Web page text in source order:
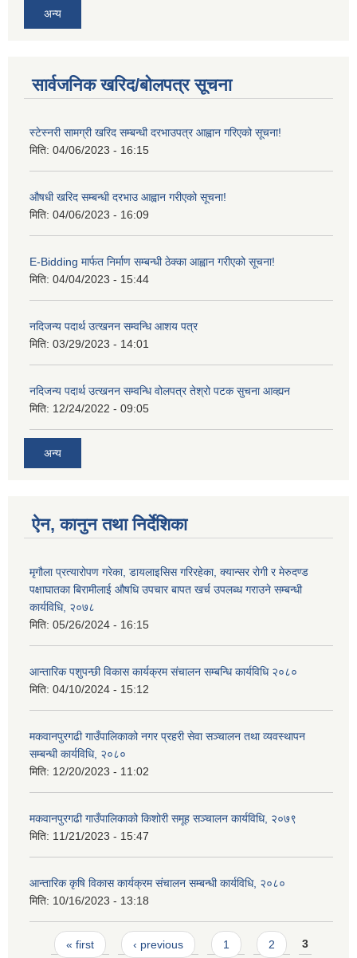
अन्य
सार्वजनिक खरिद/बोलपत्र सूचना
स्टेस्नरी सामग्री खरिद सम्बन्धी दरभाउपत्र आह्वान गरिएको सूचना!
मिति: 04/06/2023 - 16:15
औषधी खरिद सम्बन्धी दरभाउ आह्वान गरीएको सूचना!
मिति: 04/06/2023 - 16:09
E-Bidding मार्फत निर्माण सम्बन्धी ठेक्का आह्वान गरीएको सूचना!
मिति: 04/04/2023 - 15:44
नदिजन्य पदार्थ उत्खनन सम्वन्धि आशय पत्र
मिति: 03/29/2023 - 14:01
नदिजन्य पदार्थ उत्खनन सम्वन्धि वोलपत्र तेश्रो पटक सुचना आव्ह्यन
मिति: 12/24/2022 - 09:05
अन्य
ऐन, कानुन तथा निर्देशिका
मृगौला प्रत्यारोपण गरेका, डायलाइसिस गरिरहेका, क्यान्सर रोगी र मेरुदण्‍ड
पक्षाघातका बिरामीलाई ‍औषधि उपचार बापत खर्च उपलब्ध गराउने सम्बन्धी
कार्यविधि, २०७८
मिति: 05/26/2024 - 16:15
आन्तारिक पशुपन्छी विकास कार्यक्रम संचालन सम्बन्धि कार्यविधि २०८०
मिति: 04/10/2024 - 15:12
मकवानपुरगढी गाउँपालिकाको नगर प्रहरी सेवा सञ्‍चालन तथा व्‍यवस्‍थापन
सम्बन्धी कार्यविधि, २०८०
मिति: 12/20/2023 - 11:02
मकवानपुरगढी गाउँपालिकाको किशोरी समूह सञ्‍चालन कार्यविधि, २०७९
मिति: 11/21/2023 - 15:47
आन्तारिक कृषि विकास कार्यक्रम संचालन सम्बन्धी कार्यविधि, २०८०
मिति: 10/16/2023 - 13:18
Pages
« first ‹ previous 1 2 3